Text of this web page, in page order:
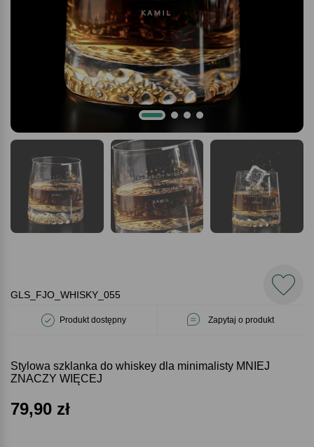
GLS_FJO_WHISKY_055
Produkt dostępny Zapytaj o produkt
Stylowa szklanka do whiskey dla minimalisty MNIEJ
ZNACZY WIĘCEJ
79,90 zł